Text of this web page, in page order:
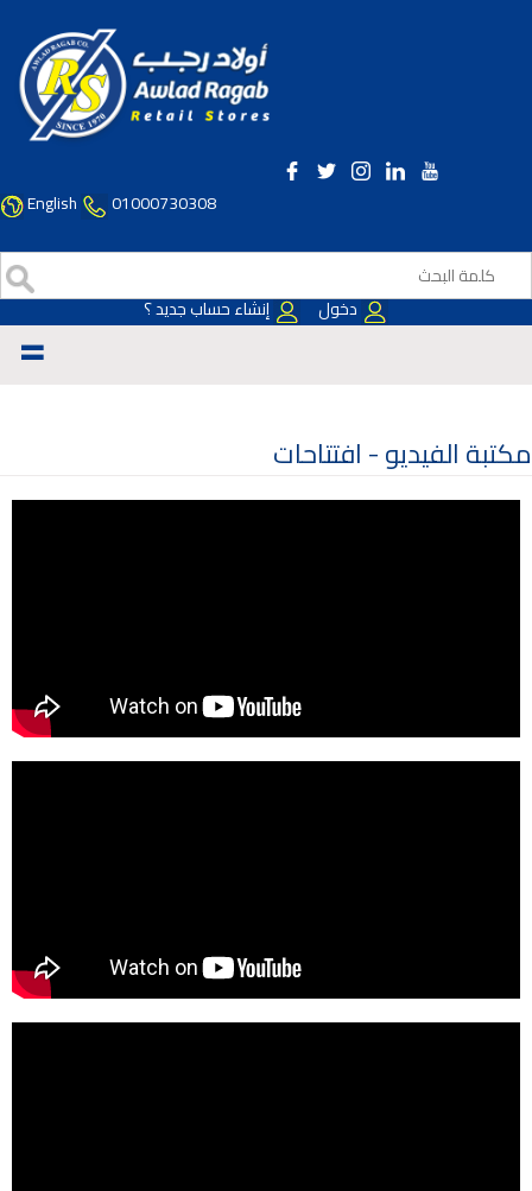
English 01000730308
دخول إنشاء حساب جديد ؟ =
مكتبة الفيديو -افتتاحات